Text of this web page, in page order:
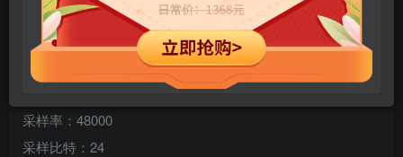
歌手：五月天
规格：37 首
采样率：48000
采样比特：24